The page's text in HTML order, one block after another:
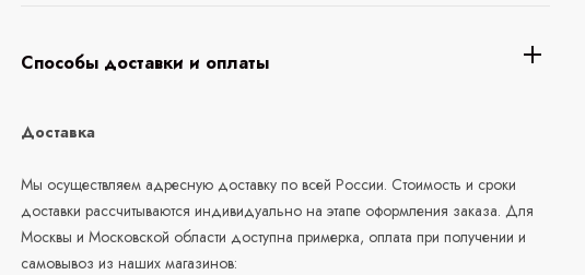
Способы доставки и оплаты
Доставка
Мы осуществляем адресную доставку по всей России. Стоимость и сроки
доставки рассчитываются индивидуально на этапе оформления заказа. Для
Москвы и Московской области доступна примерка, оплата при получении и
самовывоз из наших магазинов: